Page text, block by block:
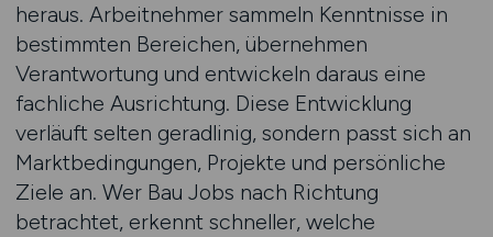
heraus. Arbeitnehmer sammeln Kenntnisse in
bestimmten Bereichen, übernehmen
Verantwortung und entwickeln daraus eine
fachliche Ausrichtung. Diese Entwicklung
verläuft selten geradlinig, sondern passt sich an
Marktbedingungen, Projekte und persönliche
Ziele an. Wer Bau Jobs nach Richtung
betrachtet, erkennt schneller, welche